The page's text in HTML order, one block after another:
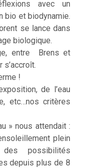
avec un
bio et biodynamie.
se lance dans
biologique.
entre Brens et
s’accroît.
!
de l’eau
etc…nos critères
» nous attendait :
plein
possibilités
depuis plus de 8